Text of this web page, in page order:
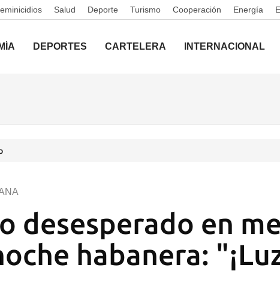
Salud Deporte Turismo Cooperación Energía
DEPORTES CARTELERA INTERNACIONAL
desesperado en
habanera: